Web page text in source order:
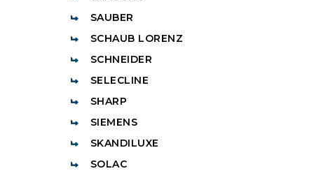
SAUBER
SCHAUB LORENZ
SCHNEIDER
SELECLINE
SHARP
SIEMENS
SKANDILUXE
SOLAC